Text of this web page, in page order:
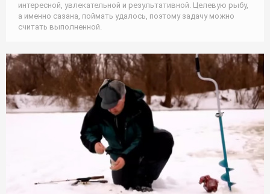
интересной, увлекательной и результативной. Целевую рыбу,
а именно сазана, поймать удалось, поэтому задачу можно
считать выполненной.